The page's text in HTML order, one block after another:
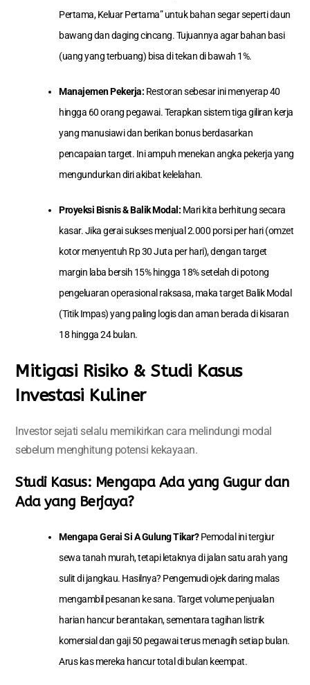
Pertama, Keluar Pertama” untuk bahan segar seperti daun
bawang dan daging cincang. Tujuannya agar bahan basi
(uang yang terbuang) bisa di tekan di bawah 1%.
Manajemen Pekerja: Restoran sebesar ini menyerap 40
hingga 60 orang pegawai. Terapkan sistem tiga giliran kerja
yang manusiawi dan berikan bonus berdasarkan
pencapaian target. Ini ampuh menekan angka pekerja yang
mengundurkan diri akibat kelelahan.
Proyeksi Bisnis & Balik Modal: Mari kita berhitung secara
kasar. Jika gerai sukses menjual 2.000 porsi per hari (omzet
kotor menyentuh Rp 30 Juta per hari), dengan target
margin laba bersih 15% hingga 18% setelah di potong
pengeluaran operasional raksasa, maka target Balik Modal
(Titik Impas) yang paling logis dan aman berada di kisaran
18 hingga 24 bulan.
Mitigasi Risiko & Studi Kasus
Investasi Kuliner
Investor sejati selalu memikirkan cara melindungi modal
sebelum menghitung potensi kekayaan.
Studi Kasus: Mengapa Ada yang Gugur dan
Ada yang Berjaya?
Mengapa Gerai Si A Gulung Tikar?Pemodal ini tergiur
sewa tanah murah, tetapi letaknya di jalan satu arah yang
sulit di jangkau. Hasilnya? Pengemudi ojek daring malas
mengambil pesanan ke sana. Target volume penjualan
harian hancur berantakan, sementara tagihan listrik
komersial dan gaji 50 pegawai terus menagih setiap bulan.
Arus kas mereka hancur total di bulan keempat.